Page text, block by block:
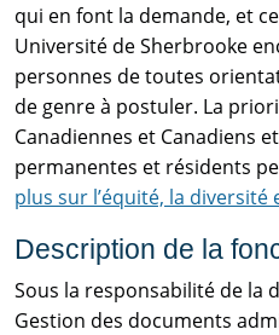
qui en font la demande, et
Université de Sherbrooke
personnes de toutes
de genre à postuler. La
Canadiennes et Canadiens
permanentes et résidents
plus sur l’équité, la diversité
Description de la
Sous la responsabilité de la
Gestion des documents